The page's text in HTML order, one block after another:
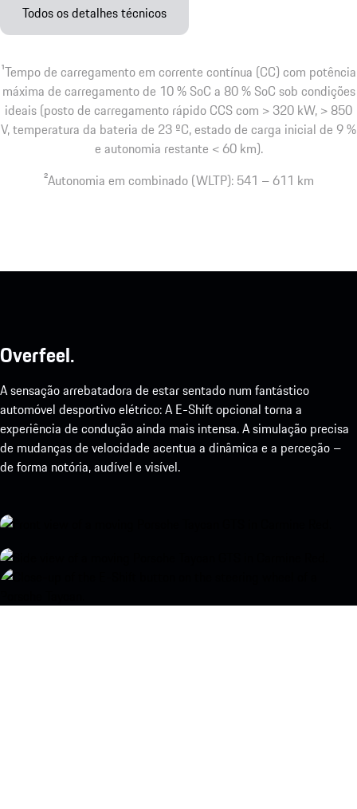
Todos os detalhes técnicos
1Tempo de carregamento em corrente contínua (CC) com potência
máxima de carregamento de 10 % SoC a 80 % SoC sob condições
ideais (posto de carregamento rápido CCS com > 320 kW, > 850
V, temperatura da bateria de 23 ºC, estado de carga inicial de 9 %
e autonomia restante < 60 km).
2Autonomia em combinado (WLTP): 541 – 611 km
Overfeel.
A sensação arrebatadora de estar sentado num fantástico
automóvel desportivo elétrico: A E-Shift opcional torna a
experiência de condução ainda mais intensa. A simulação precisa
de mudanças de velocidade acentua a dinâmica e a perceção –
de forma notória, audível e visível.